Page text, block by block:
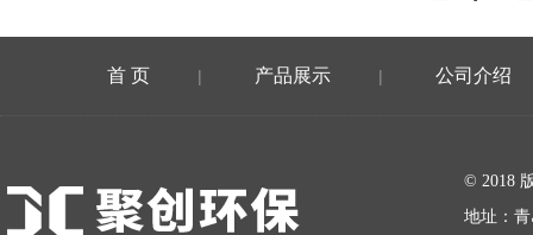
首 页 | 产品展示 | 公司介绍
© 2018
地址：